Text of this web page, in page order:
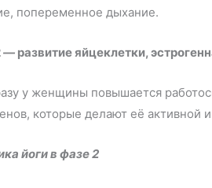
попеременное дыхание.
— развитие яйцеклетки,
у женщины повышается
которые делают её активной
йоги в фазе 2